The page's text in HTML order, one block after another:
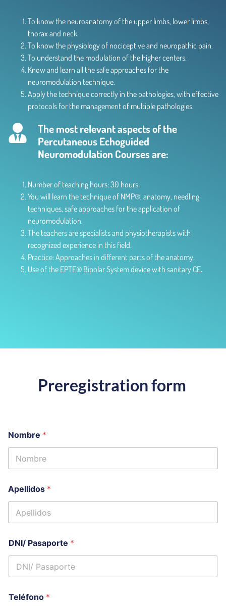
To know the neuroanatomy of the upper limbs, lower limbs,
thorax and neck.
To know the physiology of nociceptive and neuropathic pain.
To understand the modulation of the higher centers.
Know and learn all the safe approaches for the
neuromodulation technique.
Apply the technique correctly in the pathologies, with effective
protocols for the management of multiple pathologies.
The most relevant aspects of the
Percutaneous Echoguided
Neuromodulation Courses are:
Number of teaching hours: 30 hours.
You will learn the technique of NMP®, anatomy, needling
techniques, safe approaches for the application of
neuromodulation.
The teachers are specialists and physiotherapists with
recognized experience in this field.
Practice: Approaches in different parts of the anatomy.
Use of the EPTE® Bipolar System device with sanitary CE.
Preregistration form
Nombre *
Apellidos *
DNI/ Pasaporte *
Teléfono *